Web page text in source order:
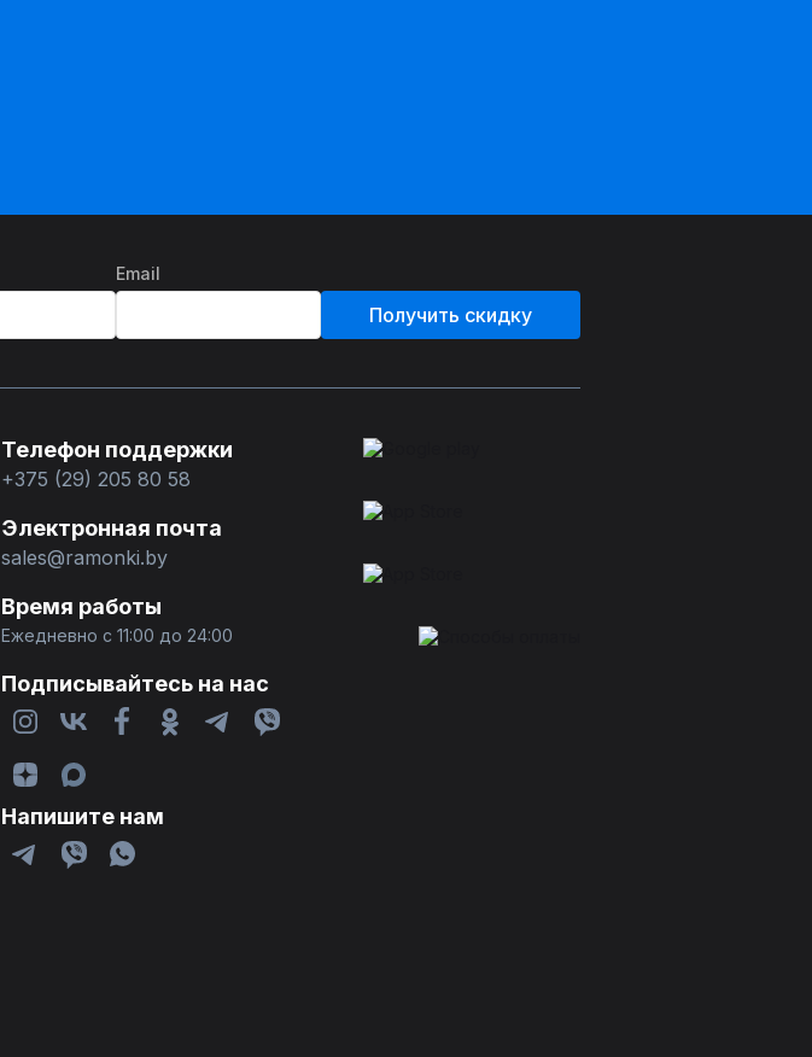
Email
Получить скидку
Телефон поддержки
+375 (29) 205 80 58
Электронная почта
sales@ramonki.by
Время работы
Ежедневно с 11:00 до 24:00
Подписывайтесь на нас
Напишите нам